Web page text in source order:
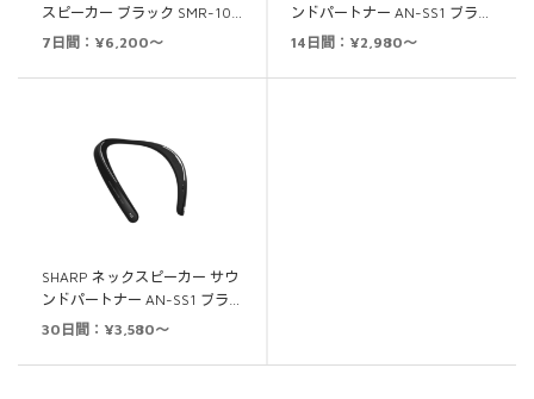
スピーカー ブラック SMR-10…
7日間：¥6,200～
ンドパートナー AN-SS1 ブラ…
14日間：¥2,980～
SHARP ネックスピーカー サウ
ンドパートナー AN-SS1 ブラ…
30日間：¥3,580～